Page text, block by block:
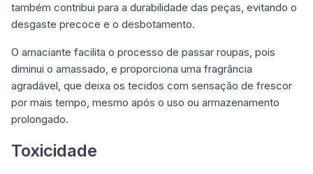
também contribui para a durabilidade das peças, evitando o
desgaste precoce e o desbotamento.
O amaciante facilita o processo de passar roupas, pois
diminui o amassado, e proporciona uma fragrância
agradável, que deixa os tecidos com sensação de frescor
por mais tempo, mesmo após o uso ou armazenamento
prolongado.
Toxicidade